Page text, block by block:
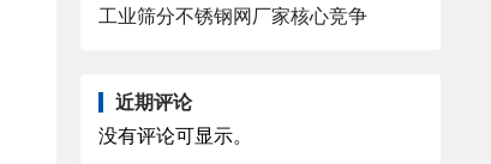
工业筛分不锈钢网厂家核心竞争
近期评论
没有评论可显示。